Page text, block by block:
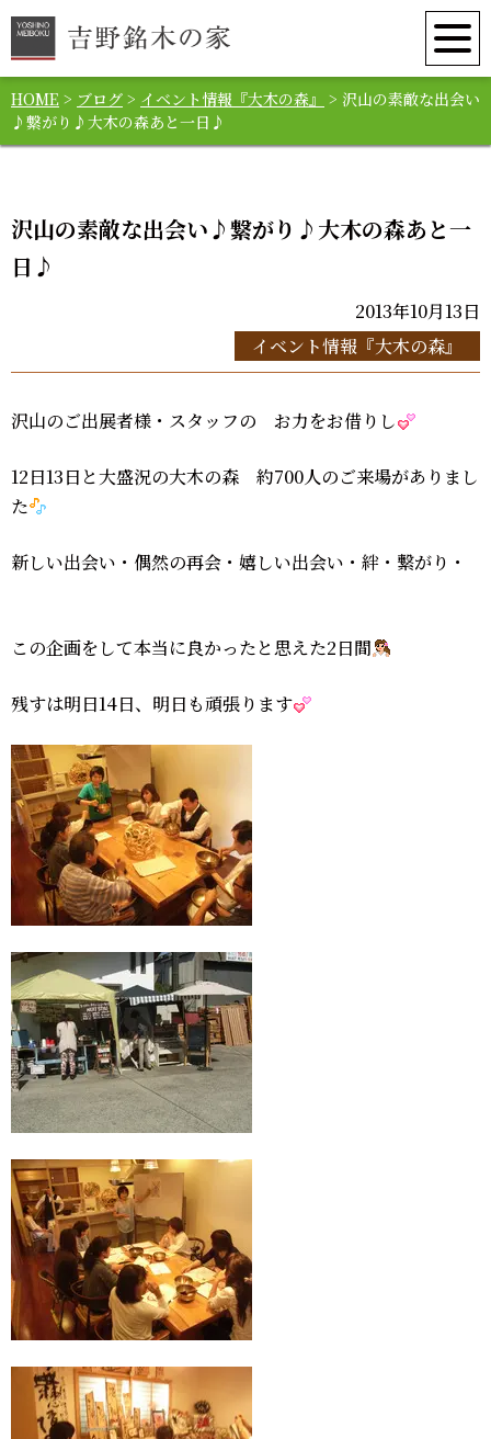
HOME > ブログ > イベント情報『大木の森』 > 沢山の素敵な出会い
♪繋がり♪大木の森あと一日♪
沢山の素敵な出会い♪繋がり♪大木の森あと一
日♪
2013年10月13日
イベント情報『大木の森』
沢山のご出展者様・スタッフの お力をお借りし
12日13日と大盛況の大木の森 約700人のご来場がありまし
た
新しい出会い・偶然の再会・嬉しい出会い・絆・繋がり・
この企画をして本当に良かったと思えた2日間
残すは明日14日、明日も頑張ります